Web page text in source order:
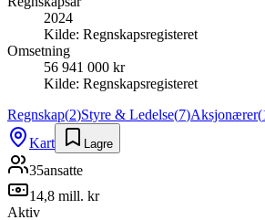
2024
Kilde: Regnskapsregisteret
Omsetning
56 941 000 kr
Kilde: Regnskapsregisteret
Regnskap(2)Styre & Ledelse(7)Aksjonærer(
Kart
Lagre
35ansatte
14,8 mill. kr
Aktiv